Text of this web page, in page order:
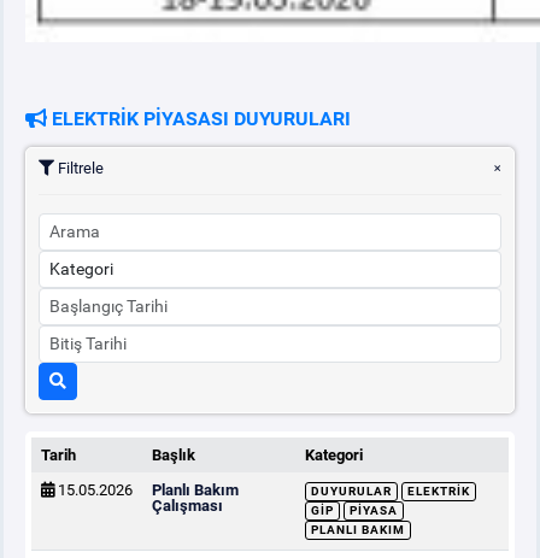
ELEKTRİK PİYASASI DUYURULARI
Filtrele
Tarih Başlık
Kategori
15.05.2026
Planlı Bakım
Çalışması
DUYURULAR
ELEKTRIK
GİP
PIYASA
PLANLI BAKIM